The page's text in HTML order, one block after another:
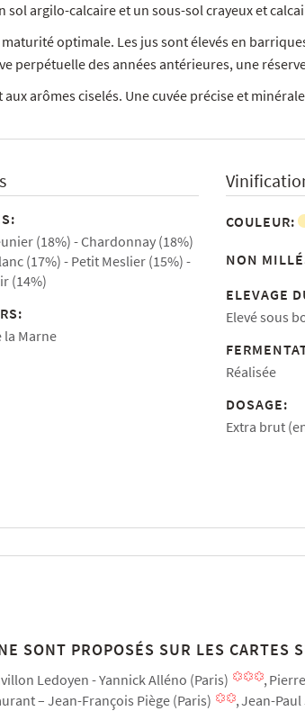
argilo-calcaire et un sous-sol crayeux et
optimale. Les jus sont élevés en
perpétuelle des années antérieures, une
arômes ciselés. Une cuvée précise et
(18%)
Chardonnay (18%)
(17%)
Petit Meslier (15%)
(14%)
la Marne
COULEUR:
NON
ELEVAGE
Elevé sous
Réalisée
DOSAGE:
Extra brut
SONT PROPOSÉS SUR LES CARTES
Ledoyen - Yannick Alléno (Paris)
– Jean-François Piège (Paris) Jean-